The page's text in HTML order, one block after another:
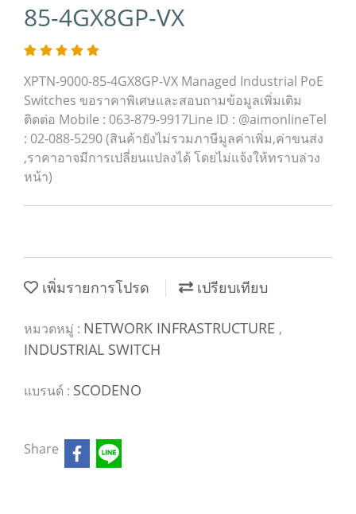
85-4GX8GP-VX
XPTN-9000-85-4GX8GP-VX Managed Industrial PoE
Switches ขอราคาพิเศษและสอบถามข้อมูลเพิ่มเติม
ติดต่อ Mobile : 063-879-9917Line ID : @aimonlineTel
: 02-088-5290 (สินค้ายังไม่รวมภาษีมูลค่าเพิ่ม,ค่าขนส่ง
,ราคาอาจมีการเปลี่ยนแปลงได้ โดยไม่แจ้งให้ทราบล่วง
หน้า)
เพิ่มรายการโปรด เปรียบเทียบ
หมวดหมู่ : NETWORK INFRASTRUCTURE ,
INDUSTRIAL SWITCH
แบรนด์ : SCODENO
Share